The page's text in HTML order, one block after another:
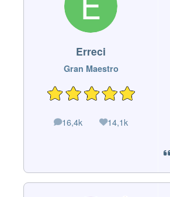
Erreci
Gran Maestro
16,4k
messaggi 14,1k
Reputazione